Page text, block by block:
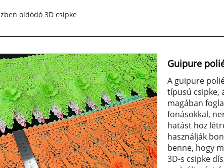
oldódó 3D csipke
Guipure
A guipure
típusú csipke,
magában
fonásokkal,
hatást hoz
használják
benne, hogy
3D-s csipke